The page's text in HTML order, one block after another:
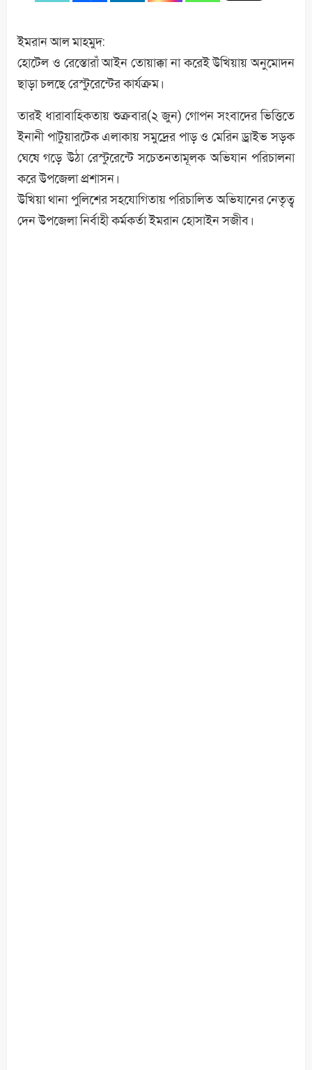
ইমরান আল মাহমুদ:
হোটেল ও রেস্তোরাঁ আইন তোয়াক্কা না করেই উখিয়ায় অনুমোদন
ছাড়া চলছে রেস্টুরেন্টের কার্যক্রম।
তারই ধারাবাহিকতায় শুক্রবার(২ জুন) গোপন সংবাদের ভিত্তিতে
ইনানী পাটুয়ারটেক এলাকায় সমুদ্রের পাড় ও মেরিন ড্রাইভ সড়ক
ঘেষে গড়ে উঠা রেস্টুরেন্টে সচেতনতামূলক অভিযান পরিচালনা
করে উপজেলা প্রশাসন।
উখিয়া থানা পুলিশের সহযোগিতায় পরিচালিত অভিযানের নেতৃত্ব
দেন উপজেলা নির্বাহী কর্মকর্তা ইমরান হোসাইন সজীব।